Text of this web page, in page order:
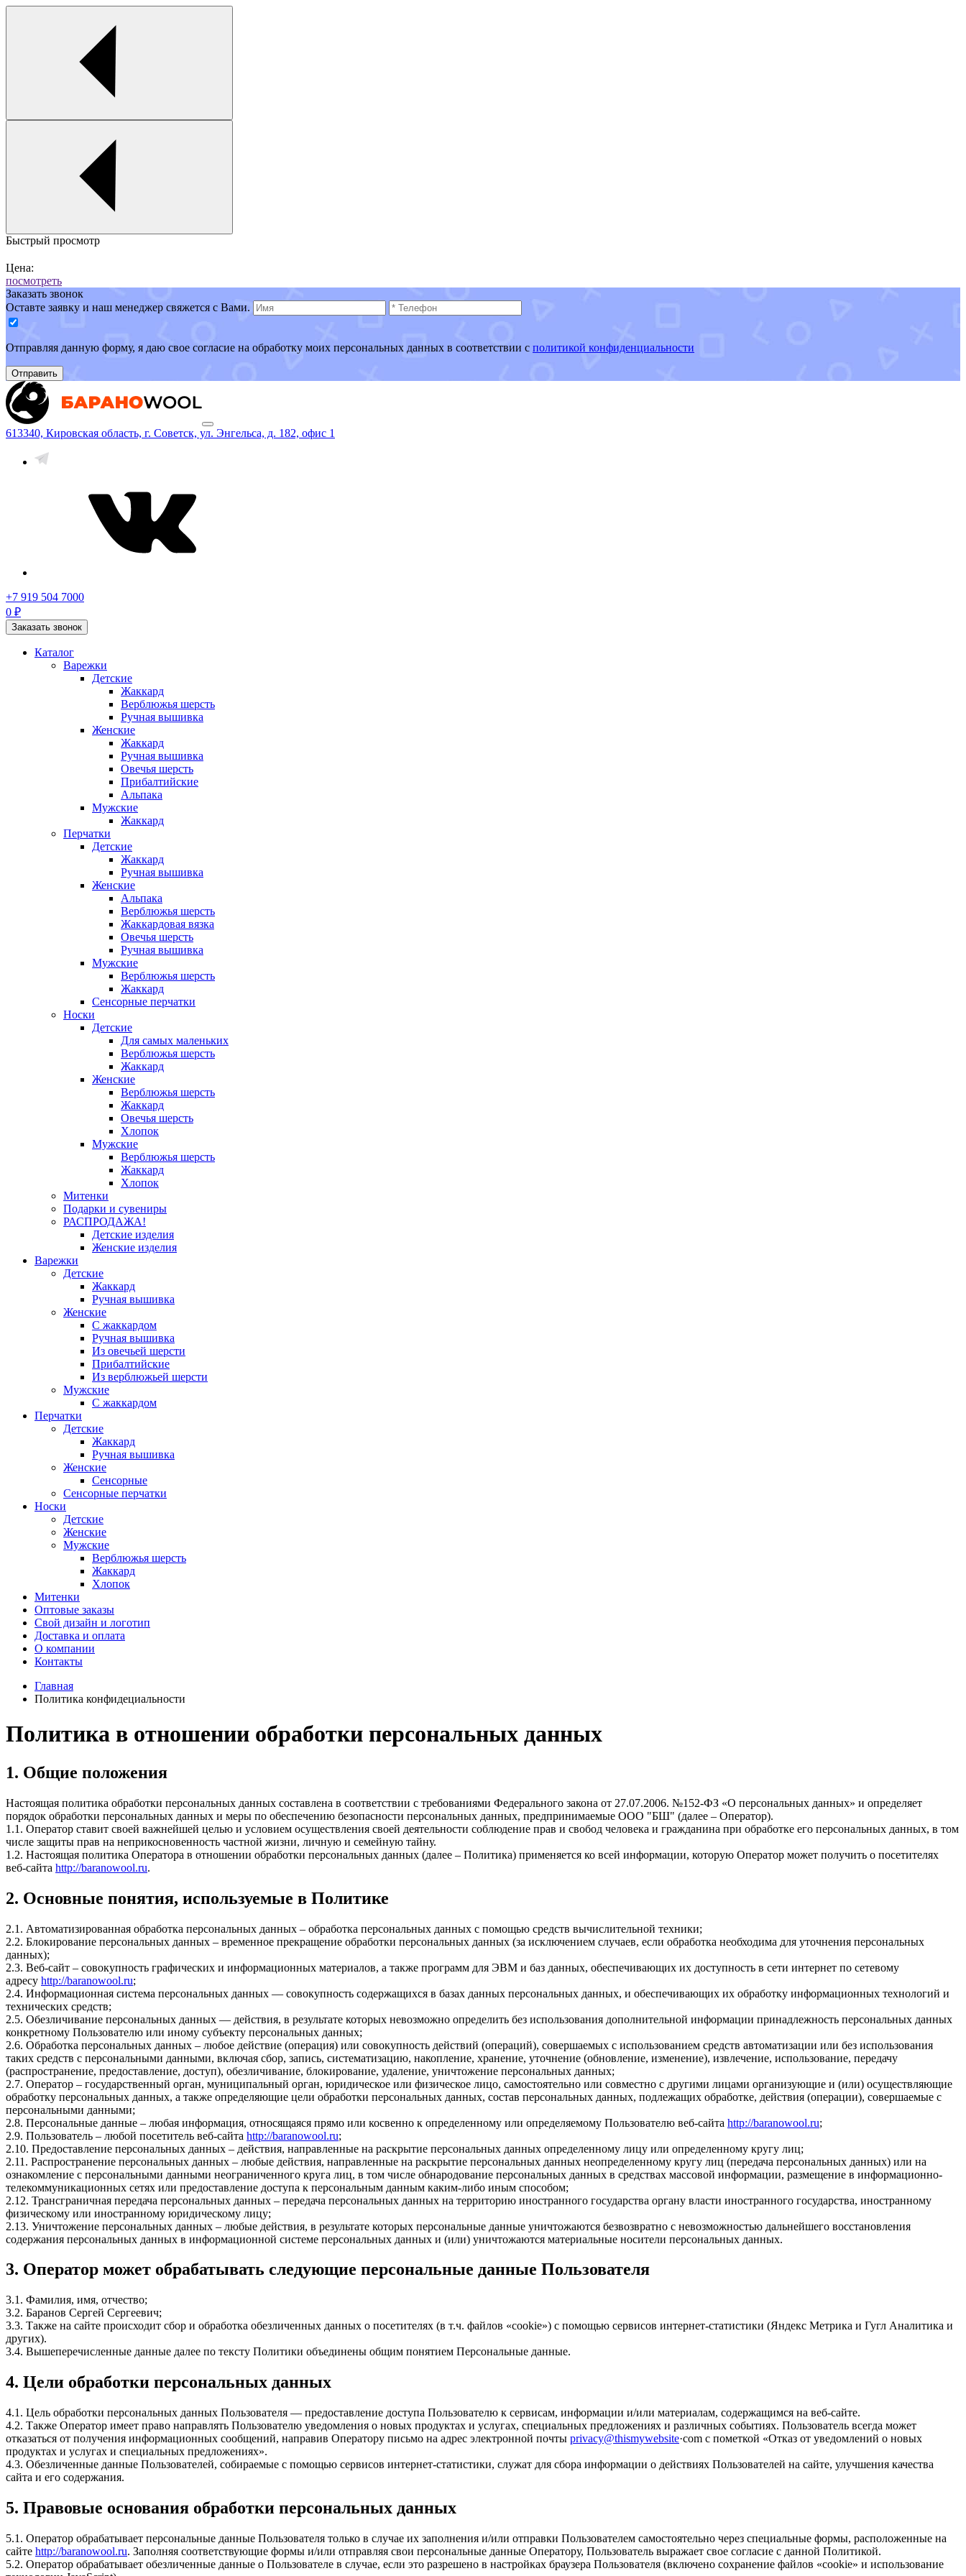
Быстрый просмотр
Цена:
посмотреть
Заказать звонок
Оставте заявку и наш менеджер свяжется с Вами.
Отправляя данную форму, я даю свое согласие на обработку моих персональных данных в соответствии с политикой конфиденциальности
Отправить
613340, Кировская область, г. Советск, ул. Энгельса, д. 182, офис 1
+7 919 504 7000
0 ₽
Заказать звонок
Каталог
Варежки
Детские
Жаккард
Верблюжья шерсть
Ручная вышивка
Женские
Жаккард
Ручная вышивка
Овечья шерсть
Прибалтийские
Альпака
Мужские
Жаккард
Перчатки
Детские
Жаккард
Ручная вышивка
Женские
Альпака
Верблюжья шерсть
Жаккардовая вязка
Овечья шерсть
Ручная вышивка
Мужские
Верблюжья шерсть
Жаккард
Сенсорные перчатки
Носки
Детские
Для самых маленьких
Верблюжья шерсть
Жаккард
Женские
Верблюжья шерсть
Жаккард
Овечья шерсть
Хлопок
Мужские
Верблюжья шерсть
Жаккард
Хлопок
Митенки
Подарки и сувениры
РАСПРОДАЖА!
Детские изделия
Женские изделия
Варежки
Детские
Жаккард
Ручная вышивка
Женские
С жаккардом
Ручная вышивка
Из овечьей шерсти
Прибалтийские
Из верблюжьей шерсти
Мужские
С жаккардом
Перчатки
Детские
Жаккард
Ручная вышивка
Женские
Сенсорные
Сенсорные перчатки
Носки
Детские
Женские
Мужские
Верблюжья шерсть
Жаккард
Хлопок
Митенки
Оптовые заказы
Свой дизайн и логотип
Доставка и оплата
О компании
Контакты
Главная
Политика конфидециальности
Политика в отношении обработки персональных данных
1. Общие положения
Настоящая политика обработки персональных данных составлена в соответствии с требованиями Федерального закона от 27.07.2006. №152-ФЗ «О персональных данных» и определяет
порядок обработки персональных данных и меры по обеспечению безопасности персональных данных, предпринимаемые ООО "БШ" (далее – Оператор).
1.1. Оператор ставит своей важнейшей целью и условием осуществления своей деятельности соблюдение прав и свобод человека и гражданина при обработке его персональных данных, в том
числе защиты прав на неприкосновенность частной жизни, личную и семейную тайну.
1.2. Настоящая политика Оператора в отношении обработки персональных данных (далее – Политика) применяется ко всей информации, которую Оператор может получить о посетителях
веб-сайта http://baranowool.ru.
2. Основные понятия, используемые в Политике
2.1. Автоматизированная обработка персональных данных – обработка персональных данных с помощью средств вычислительной техники;
2.2. Блокирование персональных данных – временное прекращение обработки персональных данных (за исключением случаев, если обработка необходима для уточнения персональных
данных);
2.3. Веб-сайт – совокупность графических и информационных материалов, а также программ для ЭВМ и баз данных, обеспечивающих их доступность в сети интернет по сетевому
адресу http://baranowool.ru;
2.4. Информационная система персональных данных — совокупность содержащихся в базах данных персональных данных, и обеспечивающих их обработку информационных технологий и
технических средств;
2.5. Обезличивание персональных данных — действия, в результате которых невозможно определить без использования дополнительной информации принадлежность персональных данных
конкретному Пользователю или иному субъекту персональных данных;
2.6. Обработка персональных данных – любое действие (операция) или совокупность действий (операций), совершаемых с использованием средств автоматизации или без использования
таких средств с персональными данными, включая сбор, запись, систематизацию, накопление, хранение, уточнение (обновление, изменение), извлечение, использование, передачу
(распространение, предоставление, доступ), обезличивание, блокирование, удаление, уничтожение персональных данных;
2.7. Оператор – государственный орган, муниципальный орган, юридическое или физическое лицо, самостоятельно или совместно с другими лицами организующие и (или) осуществляющие
обработку персональных данных, а также определяющие цели обработки персональных данных, состав персональных данных, подлежащих обработке, действия (операции), совершаемые с
персональными данными;
2.8. Персональные данные – любая информация, относящаяся прямо или косвенно к определенному или определяемому Пользователю веб-сайта http://baranowool.ru;
2.9. Пользователь – любой посетитель веб-сайта http://baranowool.ru;
2.10. Предоставление персональных данных – действия, направленные на раскрытие персональных данных определенному лицу или определенному кругу лиц;
2.11. Распространение персональных данных – любые действия, направленные на раскрытие персональных данных неопределенному кругу лиц (передача персональных данных) или на
ознакомление с персональными данными неограниченного круга лиц, в том числе обнародование персональных данных в средствах массовой информации, размещение в информационно-
телекоммуникационных сетях или предоставление доступа к персональным данным каким-либо иным способом;
2.12. Трансграничная передача персональных данных – передача персональных данных на территорию иностранного государства органу власти иностранного государства, иностранному
физическому или иностранному юридическому лицу;
2.13. Уничтожение персональных данных – любые действия, в результате которых персональные данные уничтожаются безвозвратно с невозможностью дальнейшего восстановления
содержания персональных данных в информационной системе персональных данных и (или) уничтожаются материальные носители персональных данных.
3. Оператор может обрабатывать следующие персональные данные Пользователя
3.1. Фамилия, имя, отчество;
3.2. Баранов Сергей Сергеевич;
3.3. Также на сайте происходит сбор и обработка обезличенных данных о посетителях (в т.ч. файлов «cookie») с помощью сервисов интернет-статистики (Яндекс Метрика и Гугл Аналитика и
других).
3.4. Вышеперечисленные данные далее по тексту Политики объединены общим понятием Персональные данные.
4. Цели обработки персональных данных
4.1. Цель обработки персональных данных Пользователя — предоставление доступа Пользователю к сервисам, информации и/или материалам, содержащимся на веб-сайте.
4.2. Также Оператор имеет право направлять Пользователю уведомления о новых продуктах и услугах, специальных предложениях и различных событиях. Пользователь всегда может
отказаться от получения информационных сообщений, направив Оператору письмо на адрес электронной почты privacy@thismywebsite·com с пометкой «Отказ от уведомлений о новых
продуктах и услугах и специальных предложениях».
4.3. Обезличенные данные Пользователей, собираемые с помощью сервисов интернет-статистики, служат для сбора информации о действиях Пользователей на сайте, улучшения качества
сайта и его содержания.
5. Правовые основания обработки персональных данных
5.1. Оператор обрабатывает персональные данные Пользователя только в случае их заполнения и/или отправки Пользователем самостоятельно через специальные формы, расположенные на
сайте http://baranowool.ru. Заполняя соответствующие формы и/или отправляя свои персональные данные Оператору, Пользователь выражает свое согласие с данной Политикой.
5.2. Оператор обрабатывает обезличенные данные о Пользователе в случае, если это разрешено в настройках браузера Пользователя (включено сохранение файлов «cookie» и использование